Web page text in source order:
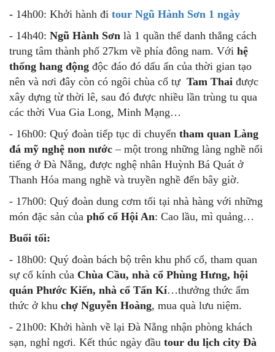
- 14h00: Khởi hành đi tour Ngũ Hành Sơn 1 ngày
- 14h40: Ngũ Hành Sơn là 1 quần thể danh thắng cách
trung tâm thành phố 27km về phía đông nam. Với hệ
thống hang động độc đáo đó dấu ấn của thời gian tạo
nên và nơi đây còn có ngôi chùa cổ tự Tam Thai được
xây dựng từ thời lê, sau đó được nhiều lần trùng tu qua
các thời Vua Gia Long, Minh Mạng…
- 16h00: Quý đoàn tiếp tục di chuyển tham quan Làng
đá mỹ nghệ non nước – một trong những làng nghề nổi
tiếng ở Đà Nẵng, được nghệ nhân Huỳnh Bá Quát ở
Thanh Hóa mang nghề và truyền nghề đến bây giờ.
- 17h00: Quý đoàn dung cơm tối tại nhà hàng với những
món đặc sản của phố cổ Hội An: Cao lầu, mì quảng…
Buổi tối:
- 18h00: Quý đoàn bách bộ trên khu phố cổ, tham quan
sự cổ kính của Chùa Cầu, nhà cổ Phùng Hưng, hội
quán Phước Kiến, nhà cổ Tấn Kí…thưởng thức ẩm
thức ở khu chợ Nguyễn Hoàng, mua quà lưu niệm.
- 21h00: Khởi hành về lại Đà Nẵng nhận phòng khách
sạn, nghỉ ngơi. Kết thúc ngày đầu tour du lịch city Đà